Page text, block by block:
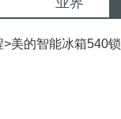
>美的智能冰箱540